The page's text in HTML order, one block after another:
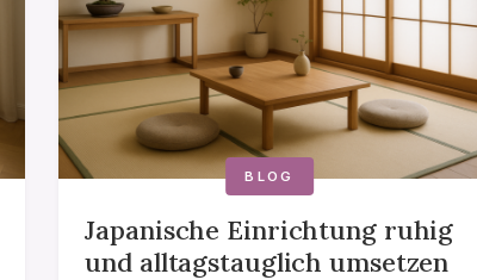
BLOG
Japanische Einrichtung ruhig
und alltagstauglich umsetzen